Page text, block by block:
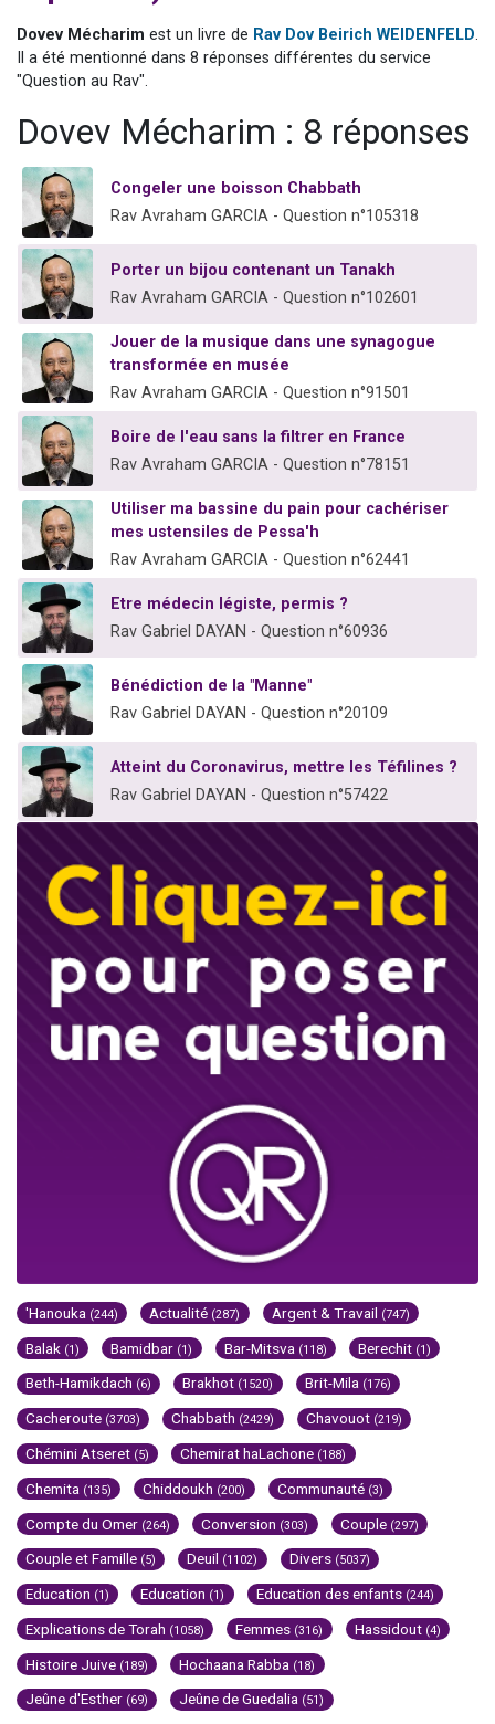
2 nouvelles musiques dans Torah-Box Music
Dovev Mécharim est un livre de Rav Dov Beirich WEIDENFELD.
Il a été mentionné dans 8 réponses différentes du service
"Question au Rav".
Dovev Mécharim : 8 réponses
Congeler une boisson Chabbath
Rav Avraham GARCIA - Question n°105318
Porter un bijou contenant un Tanakh
Rav Avraham GARCIA - Question n°102601
Jouer de la musique dans une synagogue
transformée en musée
Rav Avraham GARCIA - Question n°91501
Boire de l'eau sans la filtrer en France
Rav Avraham GARCIA - Question n°78151
Utiliser ma bassine du pain pour cachériser
mes ustensiles de Pessa'h
Rav Avraham GARCIA - Question n°62441
Etre médecin légiste, permis ?
Rav Gabriel DAYAN - Question n°60936
Bénédiction de la "Manne"
Rav Gabriel DAYAN - Question n°20109
Atteint du Coronavirus, mettre les Téfilines ?
Rav Gabriel DAYAN - Question n°57422
'Hanouka (244) Actualité (287) Argent & Travail (747)
Balak (1) Bamidbar (1) Bar-Mitsva (118) Berechit (1)
Beth-Hamikdach (6) Brakhot (1520) Brit-Mila (176)
Cacheroute (3703) Chabbath (2429) Chavouot (219)
Chémini Atseret (5) Chemirat haLachone (188)
Chemita (135) Chiddoukh (200) Communauté (3)
Compte du Omer (264) Conversion (303) Couple (297)
Couple et Famille (5) Deuil (1102) Divers (5037)
Education (1) Education (1) Education des enfants (244)
Explications de Torah (1058) Femmes (316) Hassidout (4)
Histoire Juive (189) Hochaana Rabba (18)
Jeûne d'Esther (69) Jeûne de Guedalia (51)